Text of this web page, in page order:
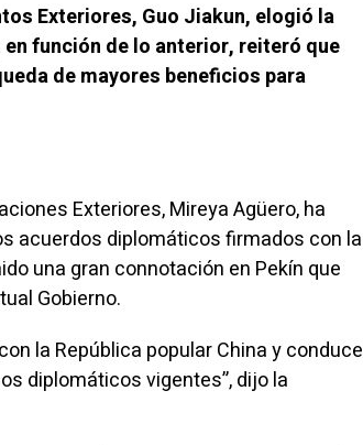
Exteriores, Guo Jiakun, elogió la
función de lo anterior, reiteró que
de mayores beneficios para
Exteriores, Mireya Agüero, ha
acuerdos diplomáticos firmados con la
una gran connotación en Pekín que
Gobierno.
la República popular China y conduce
diplomáticos vigentes”, dijo la